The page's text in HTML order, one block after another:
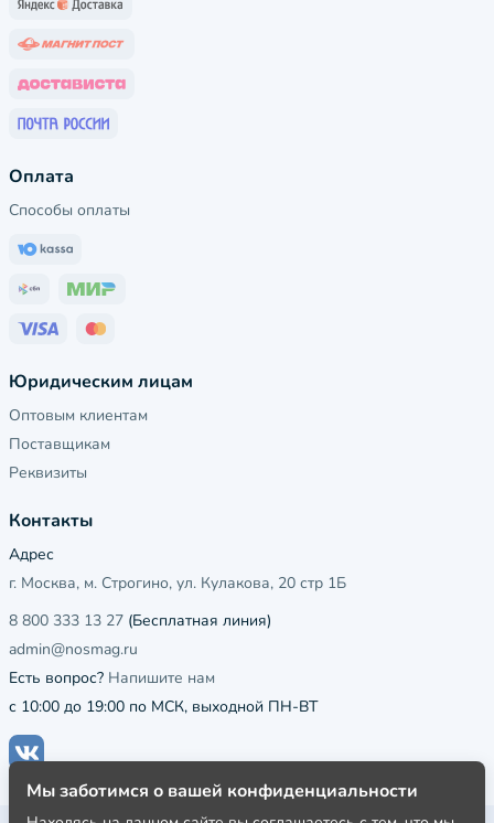
Оплата
Способы оплаты
Юридическим лицам
Оптовым клиентам
Поставщикам
Реквизиты
Контакты
Адрес
г. Москва, м. Строгино, ул. Кулакова, 20 стр 1Б
8 800 333 13 27 (Бесплатная линия)
admin@nosmag.ru
Есть вопрос? Напишите нам
с 10:00 до 19:00 по МСК, выходной ПН-ВТ
Мы заботимся о вашей конфиденциальности